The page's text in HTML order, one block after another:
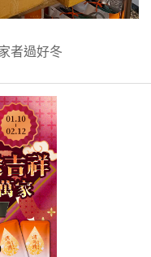
者過好冬